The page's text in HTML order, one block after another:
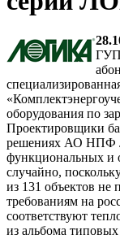
оборудования по
Проектировщики
решениях АО НПФ
функциональных и
случайно,
из 131 объектов не
требованиям на
соответствуют
из альбома